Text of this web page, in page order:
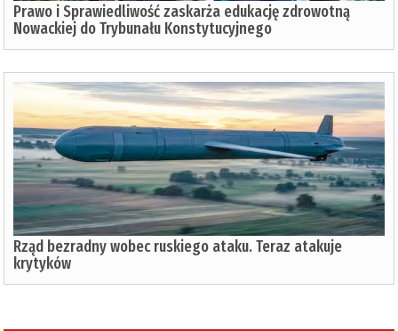
Prawo i Sprawiedliwość zaskarża edukację zdrowotną
Nowackiej do Trybunału Konstytucyjnego
Rząd bezradny wobec ruskiego ataku. Teraz atakuje
krytyków